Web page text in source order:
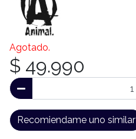
Agotado.
$ 49.990
Recomiendame uno similar